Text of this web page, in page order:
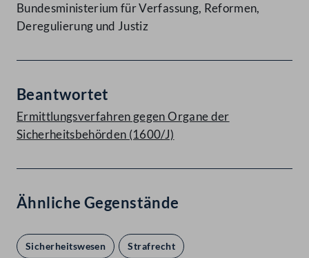
Bundesministerium für Verfassung, Reformen,
Deregulierung und Justiz
Beantwortet
Ermittlungsverfahren gegen Organe der
Sicherheitsbehörden (1600/J)
Ähnliche Gegenstände
Sicherheitswesen Strafrecht